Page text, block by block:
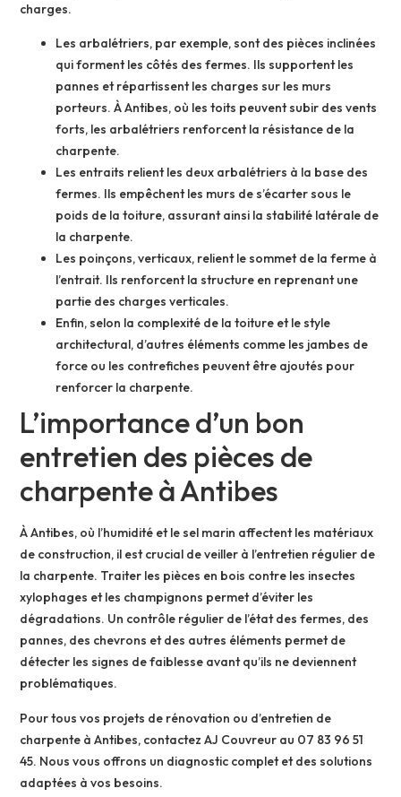
charges.
Les arbalétriers, par exemple, sont des pièces inclinées
qui forment les côtés des fermes. Ils supportent les
pannes et répartissent les charges sur les murs
porteurs. À Antibes, où les toits peuvent subir des vents
forts, les arbalétriers renforcent la résistance de la
charpente.
Les entraits relient les deux arbalétriers à la base des
fermes. Ils empêchent les murs de s’écarter sous le
poids de la toiture, assurant ainsi la stabilité latérale de
la charpente.
Les poinçons, verticaux, relient le sommet de la ferme à
l’entrait. Ils renforcent la structure en reprenant une
partie des charges verticales.
Enfin, selon la complexité de la toiture et le style
architectural, d’autres éléments comme les jambes de
force ou les contrefiches peuvent être ajoutés pour
renforcer la charpente.
L’importance d’un bon
entretien des pièces de
charpente à Antibes
À Antibes, où l’humidité et le sel marin affectent les matériaux
de construction, il est crucial de veiller à l’entretien régulier de
la charpente. Traiter les pièces en bois contre les insectes
xylophages et les champignons permet d’éviter les
dégradations. Un contrôle régulier de l’état des fermes, des
pannes, des chevrons et des autres éléments permet de
détecter les signes de faiblesse avant qu’ils ne deviennent
problématiques.
Pour tous vos projets de rénovation ou d’entretien de
charpente à Antibes, contactez AJ Couvreur au 07 83 96 51
45. Nous vous offrons un diagnostic complet et des solutions
adaptées à vos besoins.